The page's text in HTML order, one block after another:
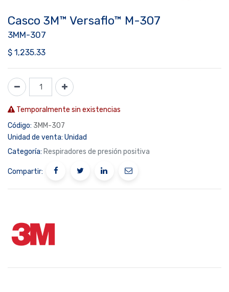
Casco 3M™ Versaflo™ M-307
3MM-307
$ 1,235.33
Temporalmente sin existencias
Código: 3MM-307
Unidad de venta: Unidad
Categoría: Respiradores de presión positiva
Compartir: